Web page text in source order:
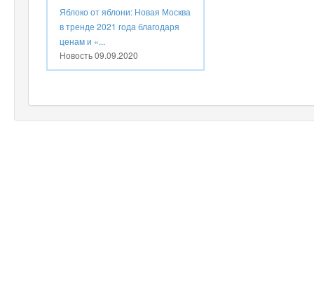
Яблоко от яблони: Новая Москва
в тренде 2021 года благодаря
ценам и «...
Новость09.09.2020